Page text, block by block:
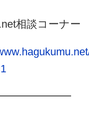
相談コーナー